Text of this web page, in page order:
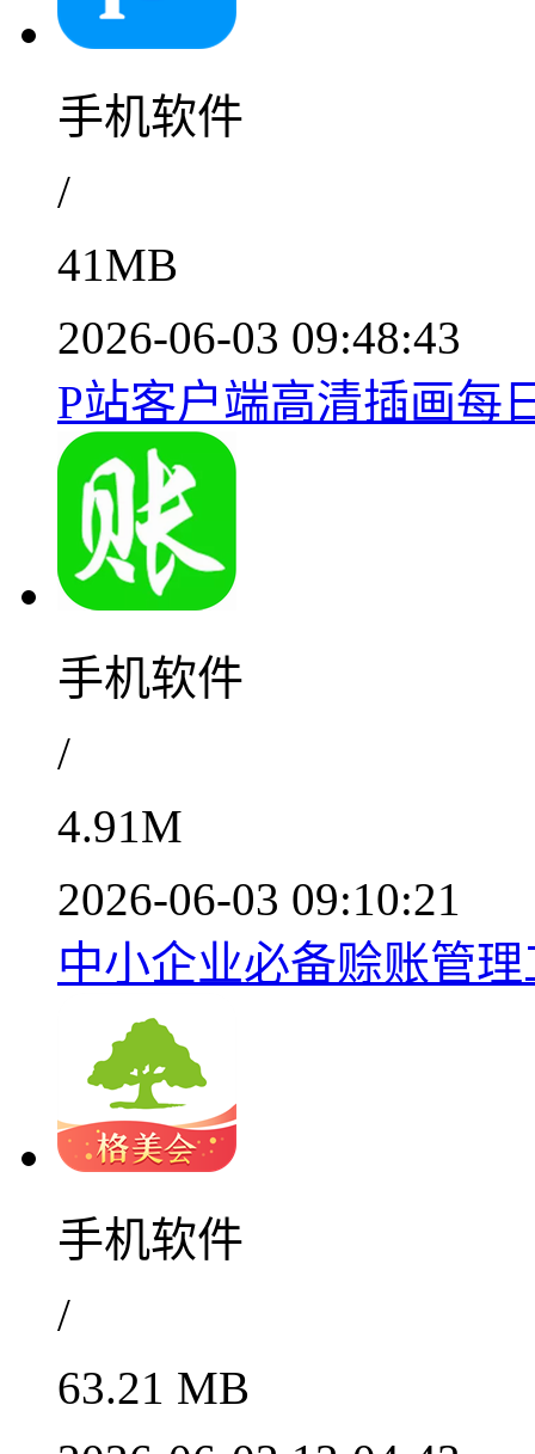
手机软件
/
41MB
2026-06-03 09:48:43
P站客户端高清插画每
手机软件
/
4.91M
2026-06-03 09:10:21
中小企业必备赊账管
手机软件
/
63.21 MB